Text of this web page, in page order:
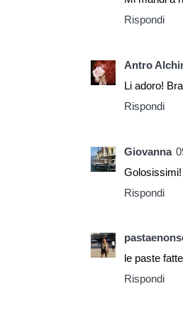
Rispondi
Antro
Li adoro!
Rispondi
Giovanna
Golosissimi!
Rispondi
le paste
Rispondi